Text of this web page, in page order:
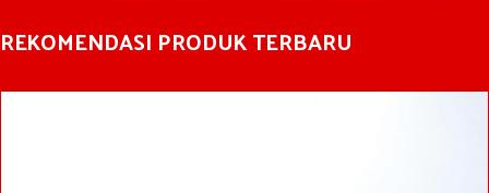
REKOMENDASI PRODUK TERBARU